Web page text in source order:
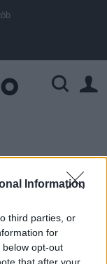
Information
third parties, or
for
opt-out
that after your
a